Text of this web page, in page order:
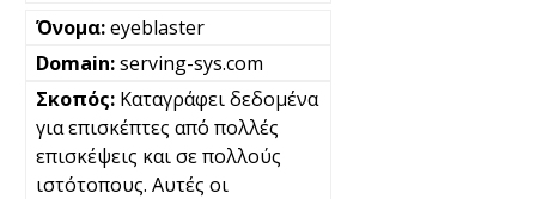
eyeblaster
serving-sys.com
Καταγράφει δεδομένα
για επισκέπτες από πολλές
επισκέψεις και σε πολλούς
ιστότοπους. Αυτές οι